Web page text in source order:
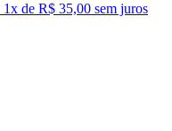
1x de R$ 35,00 sem juros